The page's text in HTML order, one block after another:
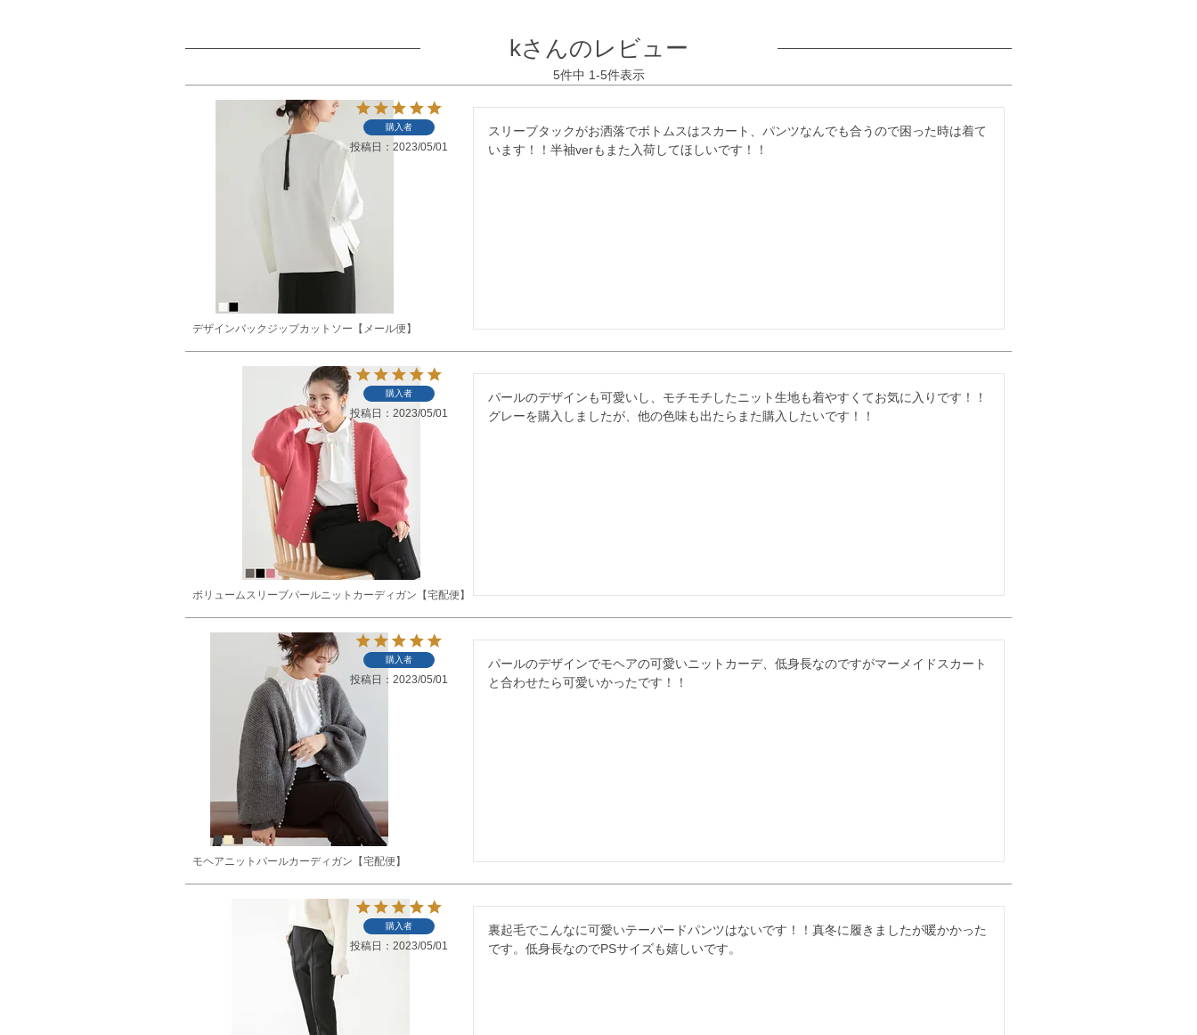
kさんのレビュー
5件中 1-5件表示
デザインバックジップカットソー【メール便】
購入者
投稿日 2023/05/01
スリーブタックがお洒落でボトムスはスカート、パンツなんでも合うので困った時は着て
います！！半袖verもまた入荷してほしいです！！
ボリュームスリーブパールニットカーディガン【宅配便】
購入者
投稿日 2023/05/01
パールのデザインも可愛いし、モチモチしたニット生地も着やすくてお気に入りです！！
グレーを購入しましたが、他の色味も出たらまた購入したいです！！
モヘアニットパールカーディガン【宅配便】
購入者
投稿日 2023/05/01
パールのデザインでモヘアの可愛いニットカーデ、低身長なのですがマーメイドスカート
と合わせたら可愛いかったです！！
購入者
投稿日 2023/05/01
裏起毛でこんなに可愛いテーパードパンツはないです！！真冬に履きましたが暖かかった
です。低身長なのでPSサイズも嬉しいです。